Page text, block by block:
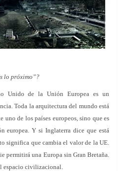
lo próximo”?
Unido de la Unión Europea es un
Toda la arquitectura del mundo está
uno de los países europeos, sino que es
europea. Y si Inglaterra dice que está
significa que cambia el valor de la UE.
permitirá una Europa sin Gran Bretaña.
espacio civilizacional.